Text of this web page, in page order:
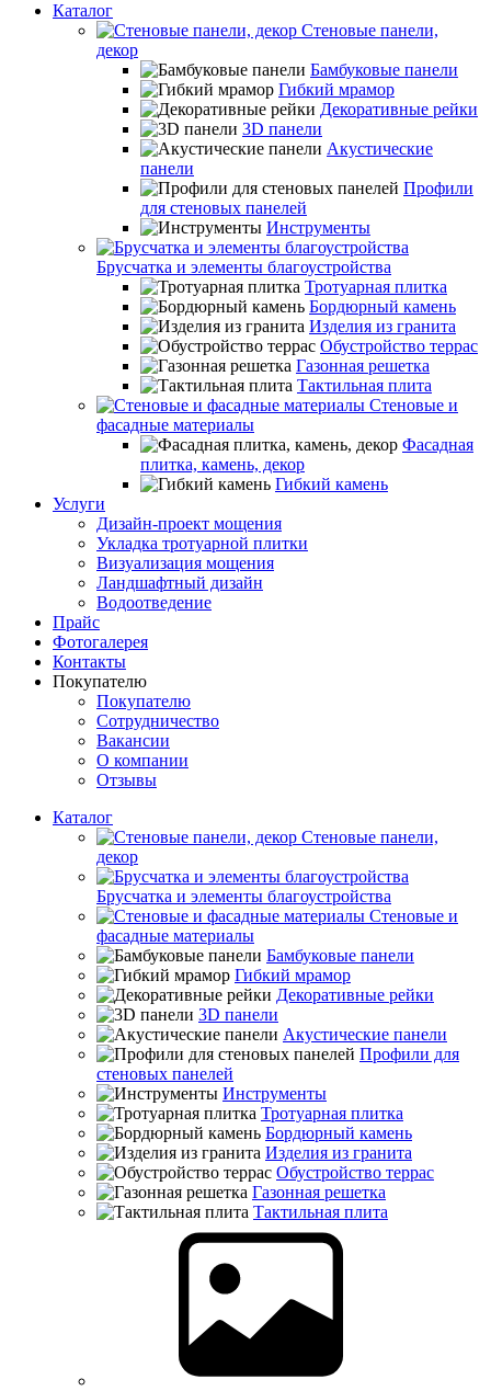
Каталог
Стеновые панели,
декор
Бамбуковые панели
Гибкий мрамор
Декоративные рейки
3D панели
Акустические
панели
Профили
для стеновых панелей
Инструменты
Брусчатка и элементы благоустройства
Тротуарная плитка
Бордюрный камень
Изделия из гранита
Обустройство террас
Газонная решетка
Тактильная плита
Стеновые и
фасадные материалы
Фасадная
плитка, камень, декор
Гибкий камень
Услуги
Дизайн-проект мощения
Укладка тротуарной плитки
Визуализация мощения
Ландшафтный дизайн
Водоотведение
Прайс
Фотогалерея
Контакты
Покупателю
Покупателю
Сотрудничество
Вакансии
О компании
Отзывы
Каталог
Стеновые панели,
декор
Брусчатка и элементы благоустройства
Стеновые и
фасадные материалы
Бамбуковые панели
Гибкий мрамор
Декоративные рейки
3D панели
Акустические панели
Профили для
стеновых панелей
Инструменты
Тротуарная плитка
Бордюрный камень
Изделия из гранита
Обустройство террас
Газонная решетка
Тактильная плита